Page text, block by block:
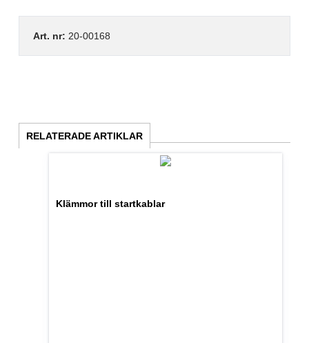
Art. nr: 20-00168
RELATERADE ARTIKLAR
Klämmor till startkablar